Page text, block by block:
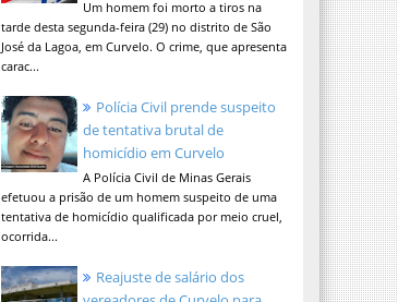
Um homem foi morto a tiros na
tarde desta segunda-feira (29) no distrito de São
José da Lagoa, em Curvelo. O crime, que apresenta
carac...
Polícia Civil prende suspeito
de tentativa brutal de
homicídio em Curvelo
A Polícia Civil de Minas Gerais
efetuou a prisão de um homem suspeito de uma
tentativa de homicídio qualificada por meio cruel,
ocorrida...
Reajuste de salário dos